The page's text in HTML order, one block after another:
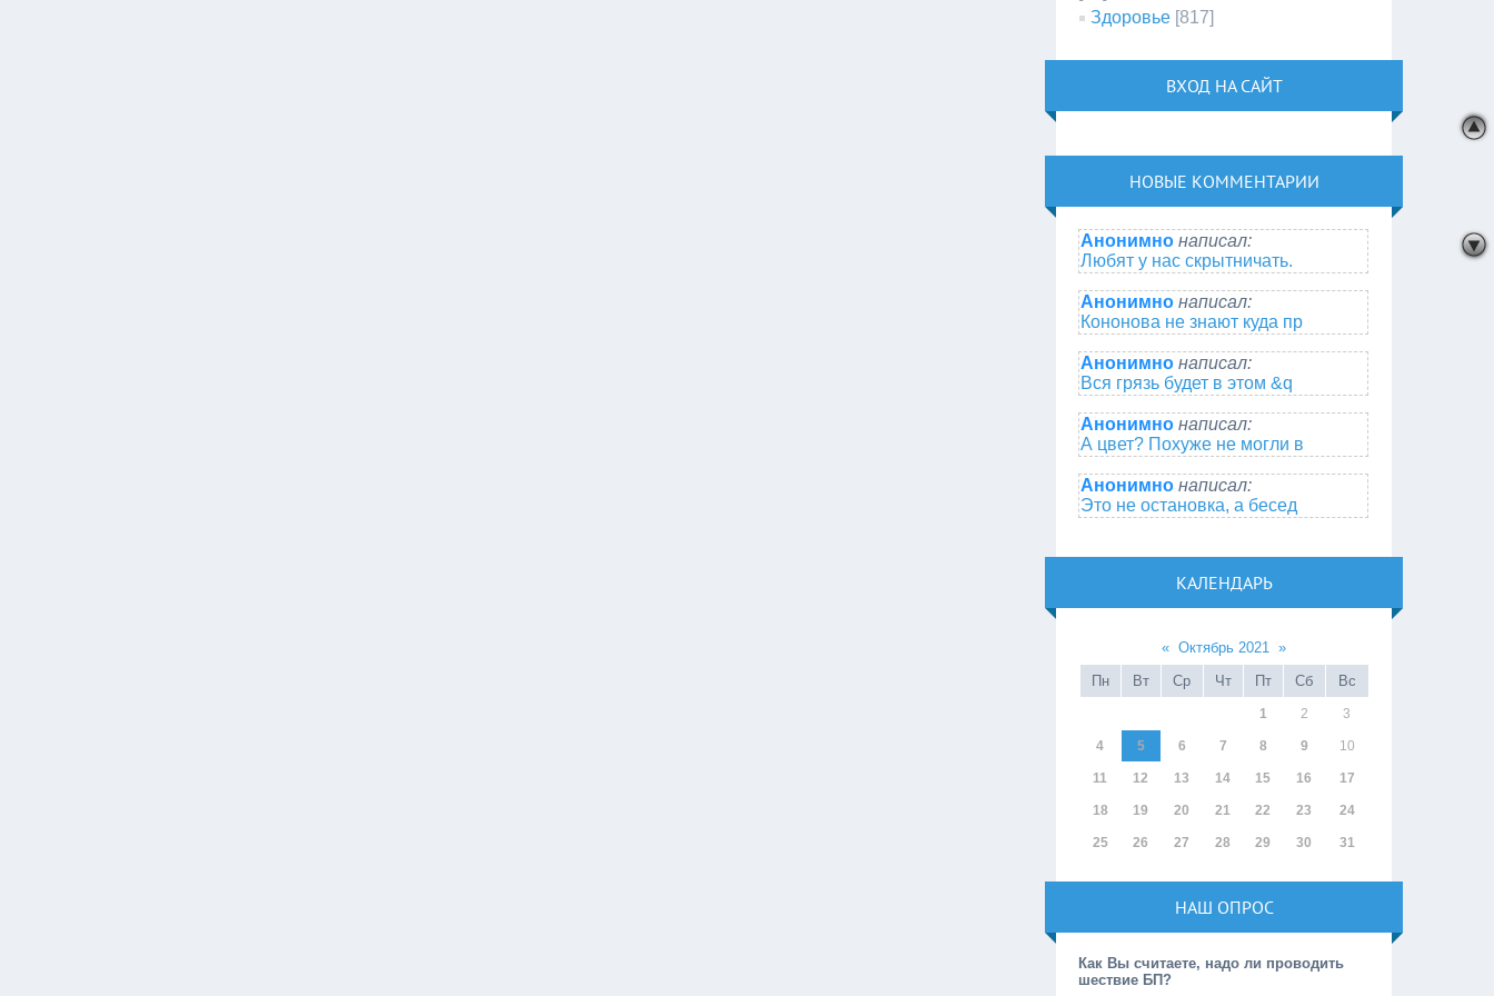
Здоровье [817]
ВХОД НА САЙТ
НОВЫЕ КОММЕНТАРИИ
Анонимно написал:
Любят у нас скрытничать.
Анонимно написал:
Кононова не знают куда пр
Анонимно написал:
Вся грязь будет в этом &q
Анонимно написал:
А цвет? Похуже не могли в
Анонимно написал:
Это не остановка, а бесед
КАЛЕНДАРЬ
« Октябрь 2021 »
Пн
Вт Ср Чт Пт Сб Вс
1 2 3
4 5 6 7 8 9 10
11 12 13 14 15 16 17
18 19 20 21 22 23 24
25 26 27 28 29 30 31
НАШ ОПРОС
Как Вы считаете, надо ли проводить
шествие БП?